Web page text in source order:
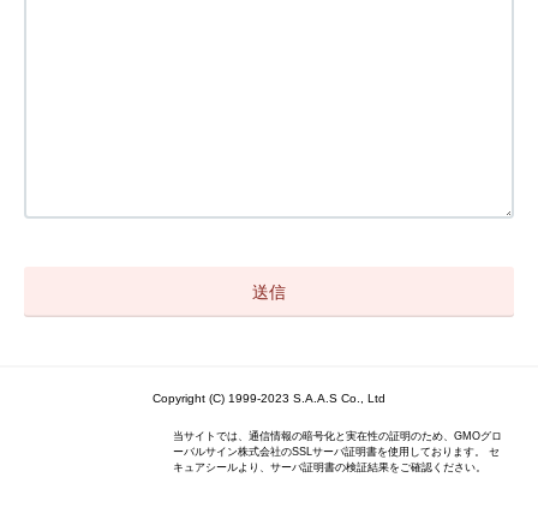
Copyright (C) 1999-2023 S.A.A.S Co., Ltd
当サイトでは、通信情報の暗号化と実在性の証明のため、GMOグロ
ーバルサイン株式会社のSSLサーバ証明書を使用しております。 セ
キュアシールより、サーバ証明書の検証結果をご確認ください。